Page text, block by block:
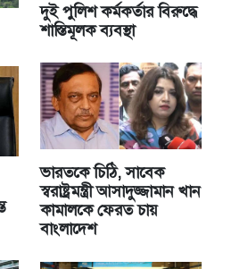
দুই পুলিশ কর্মকর্তার বিরুদ্ধে
শাস্তিমূলক ব্যবস্থা
ভারতকে চিঠি, সাবেক
স্বরাষ্ট্রমন্ত্রী আসাদুজ্জামান খান
কামালকে ফেরত চায়
বাংলাদেশ